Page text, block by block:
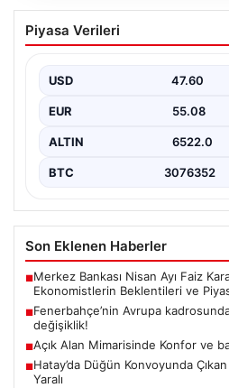
Hatay’da Düğün
Tartışma Kanlı Bitti: 4
kutlaması sırasında başlayan
kontrol edilemez hale…
Piyasa Verileri
USD 47.60
EUR 55.08
ALTIN 6522.0
BTC 3076352
Son Eklenen Haberler
■Merkez Bankası Nisan Ayı Faiz
Ekonomistlerin Beklentileri ve
■Fenerbahçe’nin Avrupa
değişiklik!
■Açık Alan Mimarisinde Konfor ve
■Hatay’da Düğün Konvoyunda
Yaralı